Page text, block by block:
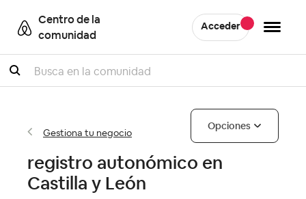
Centro de la
comunidad
Acceder
Buscar
Gestiona tu negocio
Opciones
registro autonómico en
Castilla y León